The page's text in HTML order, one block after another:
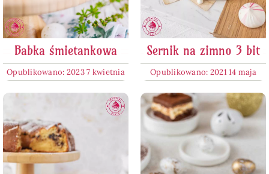
Babka śmietankowa
Opublikowano: 2023 7 kwietnia
Sernik na zimno 3 bit
Opublikowano: 2021 14 maja